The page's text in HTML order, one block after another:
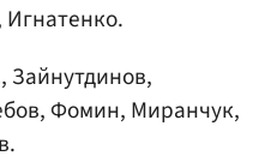
Зайнутдинов,
Фомин, Миранчук,